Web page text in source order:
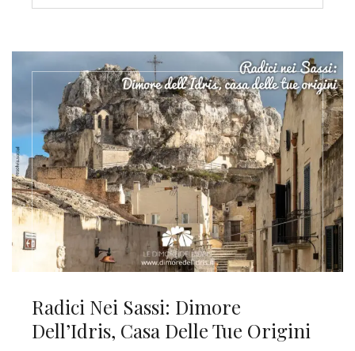
Radici Nei Sassi: Dimore
Dell’Idris, Casa Delle Tue Origini